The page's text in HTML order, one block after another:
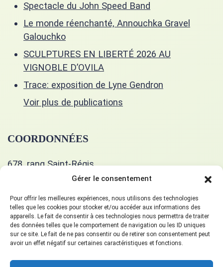
Gérer le consentement
Pour offrir les meilleures expériences, nous utilisons des technologies
telles que les cookies pour stocker et/ou accéder aux informations des
appareils. Le fait de consentir à ces technologies nous permettra de traiter
des données telles que le comportement de navigation ou les ID uniques
sur ce site. Le fait de ne pas consentir ou de retirer son consentement peut
avoir un effet négatif sur certaines caractéristiques et fonctions.
Spectacle du John Speed Band
Le monde réenchanté, Annouchka Gravel
Galouchko
SCULPTURES EN LIBERTÉ 2026 AU
VIGNOBLE D’OVILA
Trace: exposition de Lyne Gendron
Voir plus de publications
COORDONNÉES
678, rang Saint-Régis
Saint-Isidore, J0L 2A0
514 400-5351
gueulart678@gmail.com
SUIVEZ-NOUS!